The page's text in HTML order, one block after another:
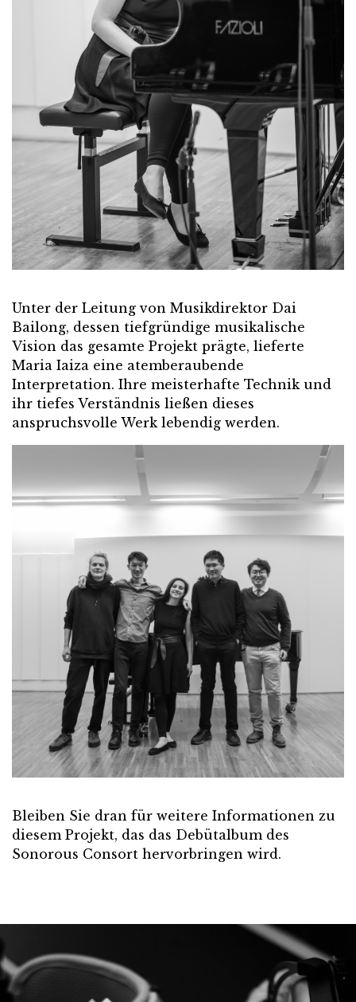
Unter der Leitung von Musikdirektor Dai
Bailong, dessen tiefgründige musikalische
Vision das gesamte Projekt prägte, lieferte
Maria Iaiza eine atemberaubende
Interpretation. Ihre meisterhafte Technik und
ihr tiefes Verständnis ließen dieses
anspruchsvolle Werk lebendig werden.
Bleiben Sie dran für weitere Informationen zu
diesem Projekt, das das Debütalbum des
Sonorous Consort hervorbringen wird.